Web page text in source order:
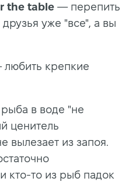
the table — перепить
уже "все", а вы
крепкие
в воде "не
ценитель
вылезает из запоя.
кто-то из рыб падок